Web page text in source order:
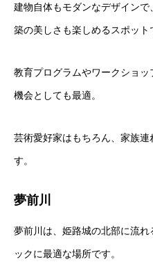
建物自体もモダンなデザイン
築の美しさも楽しめるスポット
教育プログラムやワークショ
機会としても最適。
芸術愛好家はもちろん、家族
す。
夢前川
夢前川は、姫路城の北部に流
ックに最適な場所です。